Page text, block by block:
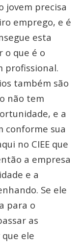
jovem precisa
emprego, e é
esta
o que é o
profissional.
também são
não tem
e a
conforme sua
no CIEE que
a empresa
e a
Se ele
para o
as
ele